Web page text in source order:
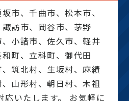
市、千曲市、松本市、
訪市、岡谷市、茅野
小諸市、佐久市、軽井
町、立科町、御代田
筑北村、生坂村、麻績
山形村、朝日村、木祖
応いたします。 お気軽に